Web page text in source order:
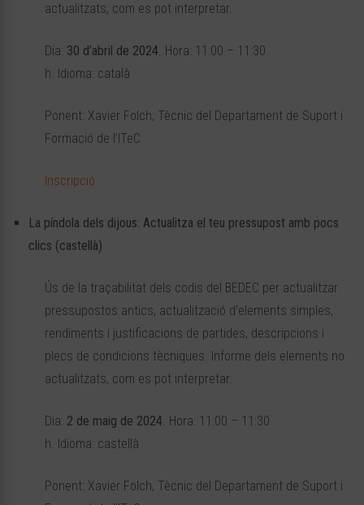
actualitzats, com es pot interpretar.
Dia: 30 d’abril de 2024. Hora: 11:00 – 11:30
h. Idioma: català
Ponent: Xavier Folch, Tècnic del Departament de Suport i
Formació de l’ITeC
Inscripció
La píndola dels dijous: Actualitza el teu pressupost amb pocs
clics (castellà)
Ús de la traçabilitat dels codis del BEDEC per actualitzar
pressupostos antics, actualització d’elements simples,
rendiments i justificacions de partides, descripcions i
plecs de condicions tècniques. Informe dels elements no
actualitzats, com es pot interpretar.
Dia: 2 de maig de 2024. Hora: 11:00 – 11:30
h. Idioma: castellà
Ponent: Xavier Folch, Tècnic del Departament de Suport i